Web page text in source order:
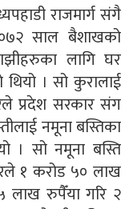
राजमार्ग संगै
साल बैशाखको
लागि घर
। सो कुरालाई
प्रदेश सरकार संग
नमूना बस्तिका
। सो नमूना बस्ति
१ करोड ५० लाख
लाख रुपैँया गरि २